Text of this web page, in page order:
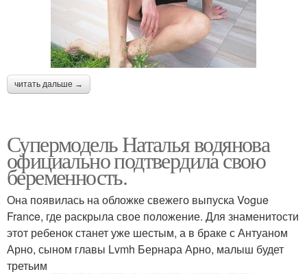
читать дальше →
Супермодель Наталья водянова
официально подтвердила свою
беременность.
Она появилась на обложке свежего выпуска Vogue
France, где раскрыла свое положение. Для знаменитости
этот ребенок станет уже шестым, а в браке с Антуаном
Арно, сыном главы Lvmh Бернара Арно, малыш будет
третьим